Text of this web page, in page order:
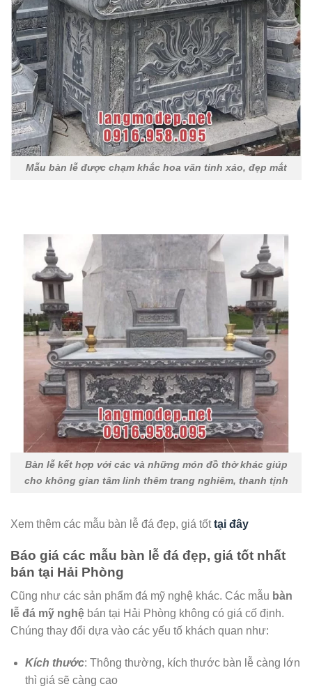
Mẫu bàn lễ được chạm khắc hoa văn tinh xảo, đẹp mắt
Bàn lễ kết hợp với các và những món đồ thờ khác giúp
cho không gian tâm linh thêm trang nghiêm, thanh tịnh
Xem thêm các mẫu bàn lễ đá đẹp, giá tốttại đây
Báo giá các mẫu bàn lễ đá đẹp, giá tốt nhất
bán tại Hải Phòng
Cũng như các sản phẩm đá mỹ nghệ khác. Các mẫu bàn
lễ đá mỹ nghệ bán tại Hải Phòng không có giá cố định.
Chúng thay đổi dựa vào các yếu tố khách quan như:
Kích thước: Thông thường, kích thước bàn lễ càng lớn
thì giá sẽ càng cao